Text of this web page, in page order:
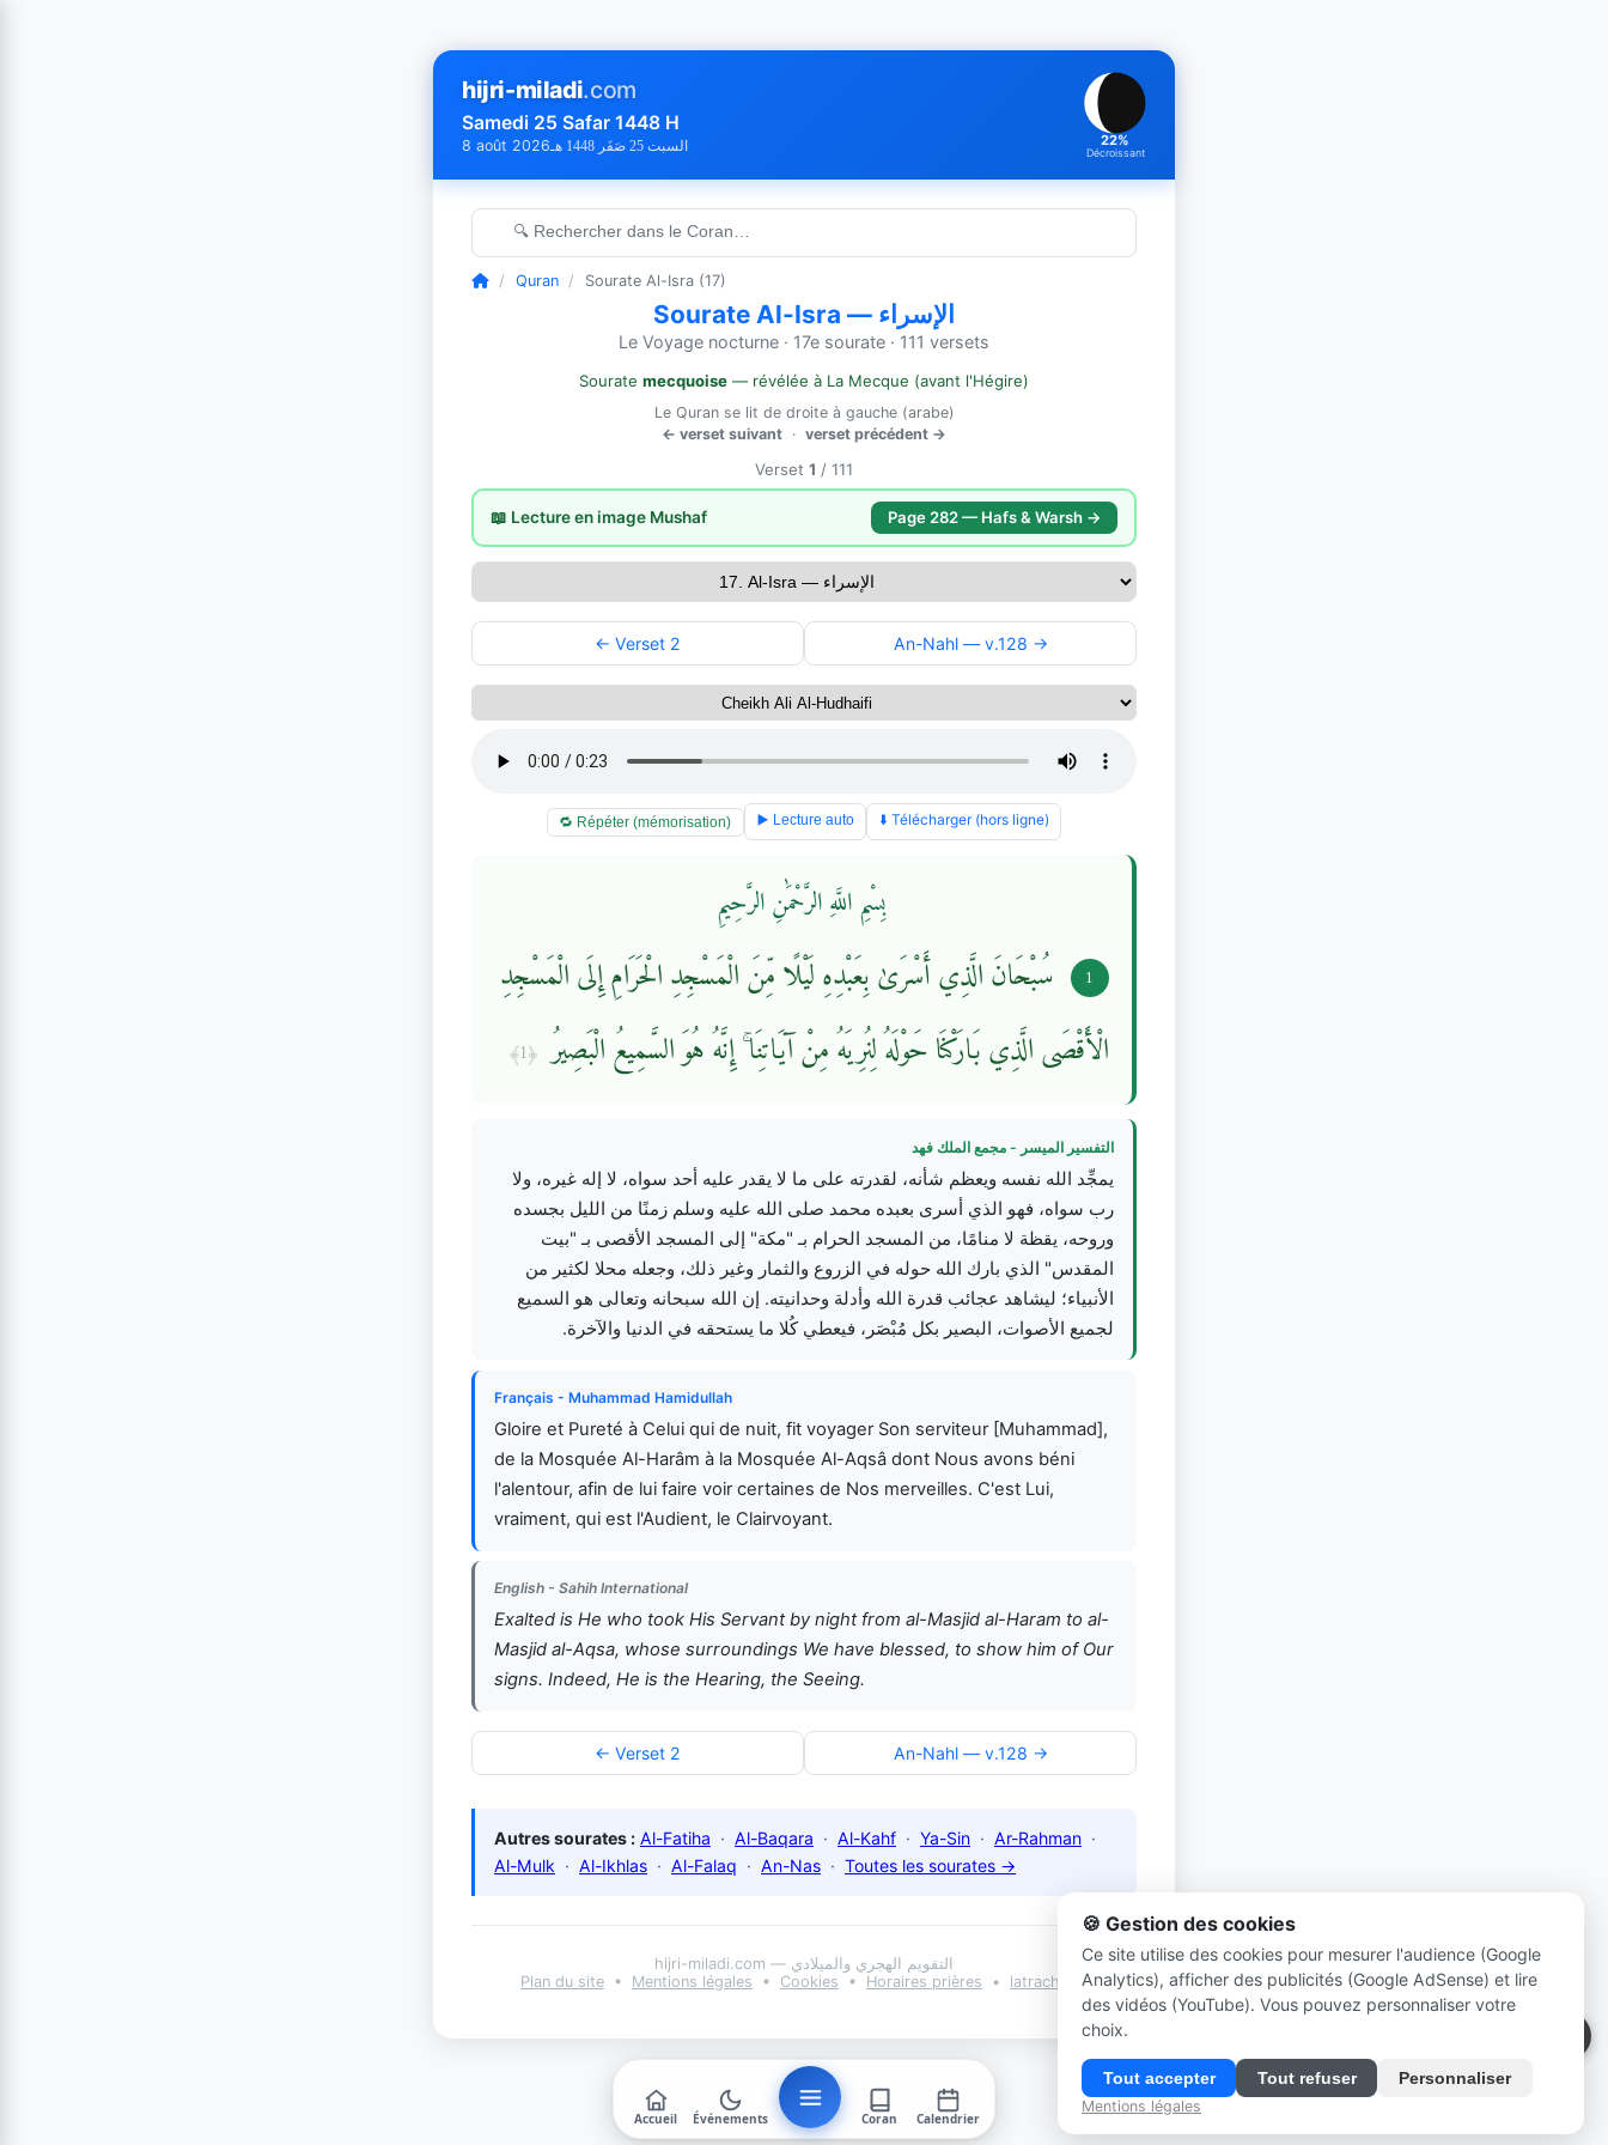
hijri-miladi.com
Samedi 25 Safar 1448 H
8 août 2026 السبت 25 صَفَر 1448 هـ 22%
Décroissant
🔍 Rechercher dans le Coran…
/ Quran / Sourate Al-Isra (17)
Sourate Al-Isra — الإسراء
Le Voyage nocturne · 17e sourate · 111 versets
Sourate mecquoise — révélée à La Mecque (avant l'Hégire)
Le Quran se lit de droite à gauche (arabe)
← verset suivant · verset précédent →
Verset 1 / 111
📖 Lecture en image Mushaf Page 282 — Hafs & Warsh →
← Verset 2 An-Nahl — v.128 →
🔁 Répéter (mémorisation) ▶️ Lecture auto ⬇️ Télécharger (hors ligne)
بِسْمِ اللَّهِ الرَّحْمَٰنِ الرَّحِيمِ
1 سُبْحَانَ الَّذِي أَسْرَىٰ بِعَبْدِهِ لَيْلًا مِّنَ الْمَسْجِدِ الْحَرَامِ إِلَى الْمَسْجِدِ
الْأَقْصَى الَّذِي بَارَكْنَا حَوْلَهُ لِنُرِيَهُ مِنْ آيَاتِنَا ۚ إِنَّهُ هُوَ السَّمِيعُ الْبَصِيرُ ﴿1﴾
التفسير الميسر - مجمع الملك فهد
يمجِّد الله نفسه ويعظم شأنه، لقدرته على ما لا يقدر عليه أحد سواه، لا إله غيره، ولا
رب سواه، فهو الذي أسرى بعبده محمد صلى الله عليه وسلم زمنًا من الليل بجسده
وروحه، يقظة لا منامًا، من المسجد الحرام بـ "مكة" إلى المسجد الأقصى بـ "بيت
المقدس" الذي بارك الله حوله في الزروع والثمار وغير ذلك، وجعله محلا لكثير من
الأنبياء؛ ليشاهد عجائب قدرة الله وأدلة وحدانيته. إن الله سبحانه وتعالى هو السميع
لجميع الأصوات، البصير بكل مُبْصَر، فيعطي كُلا ما يستحقه في الدنيا والآخرة.
Français - Muhammad Hamidullah
Gloire et Pureté à Celui qui de nuit, fit voyager Son serviteur [Muhammad],
de la Mosquée Al-Harâm à la Mosquée Al-Aqsâ dont Nous avons béni
l'alentour, afin de lui faire voir certaines de Nos merveilles. C'est Lui,
vraiment, qui est l'Audient, le Clairvoyant.
English - Sahih International
Exalted is He who took His Servant by night from al-Masjid al-Haram to al-
Masjid al-Aqsa, whose surroundings We have blessed, to show him of Our
signs. Indeed, He is the Hearing, the Seeing.
← Verset 2 An-Nahl — v.128 →
Autres sourates : Al-Fatiha · Al-Baqara · Al-Kahf · Ya-Sin · Ar-Rahman ·
Al-Mulk · Al-Ikhlas · Al-Falaq · An-Nas · Toutes les sourates →
hijri-miladi.com — التقويم الهجري والميلادي
Plan du site • Mentions légales • Cookies • Horaires prières • latrach.net
Accueil Événements Coran Calendrier
🍪 Gestion des cookies
Ce site utilise des cookies pour mesurer l'audience (Google
Analytics), afficher des publicités (Google AdSense) et lire
des vidéos (YouTube). Vous pouvez personnaliser votre
choix.
Tout accepter Tout refuser Personnaliser
Mentions légales